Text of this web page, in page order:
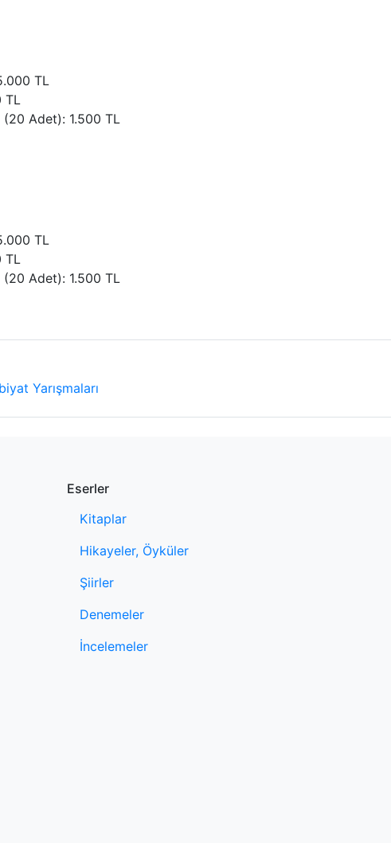
TL
TL
(20 Adet): 1.500 TL
TL
TL
(20 Adet): 1.500 TL
Yarışmaları
Eserler
Kitaplar
Hikayeler, Öyküler
Şiirler
Denemeler
İncelemeler